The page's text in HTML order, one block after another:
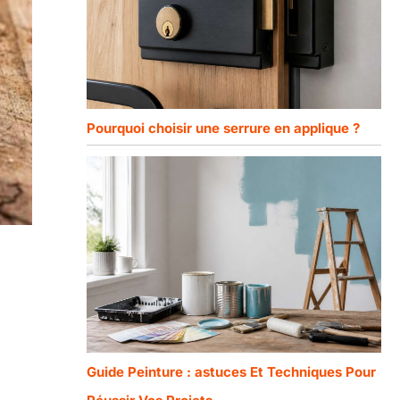
Pourquoi choisir une serrure en applique ?
Guide Peinture : astuces Et Techniques Pour